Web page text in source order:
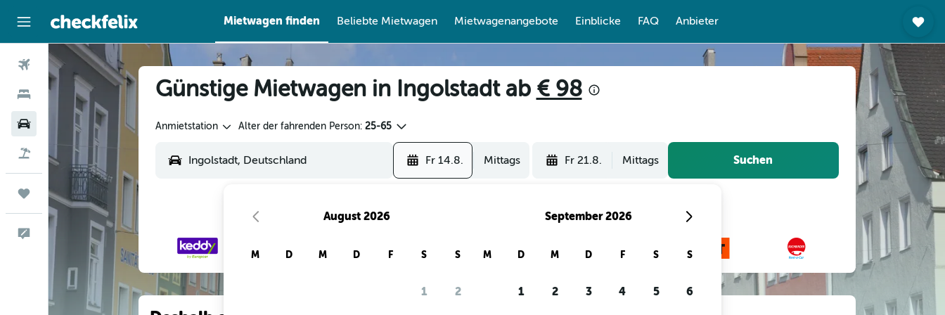
Mietwagen finden Beliebte Mietwagen Mietwagenangebote Einblicke FAQ Anbieter
Flüge
Hotels
Mietwagen
Flug+Hotel
Trips
Günstige Mietwagen in Ingolstadt ab € 98
Anmietstation Alter der fahrenden Person: 25-65
Fr 14.8. Mittags Fr 21.8. Mittags Suchen
August 2026
M D M D F S S
1 2
September 2026
M D M D F S S
1 2 3 4 5 6